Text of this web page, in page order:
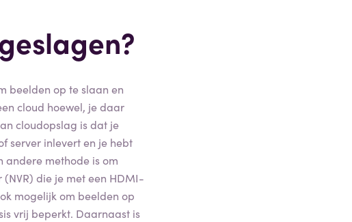
beelden op te slaan en
cloud hoewel, je daar
cloudopslag is dat je
server inlevert en je hebt
andere methode is om
die je met een HDMI-
mogelijk om beelden op
vrij beperkt. Daarnaast is